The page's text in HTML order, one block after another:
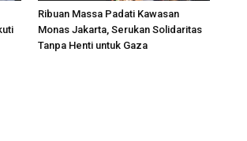
Ribuan Massa Padati Kawasan
Monas Jakarta, Serukan Solidaritas
Tanpa Henti untuk Gaza